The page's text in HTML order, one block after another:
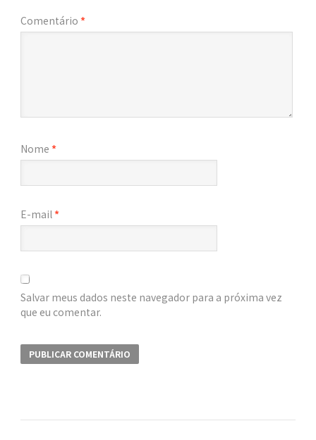
Comentário *
Nome *
E-mail*
Salvar meus dados neste navegador para a próxima vez
que eu comentar.